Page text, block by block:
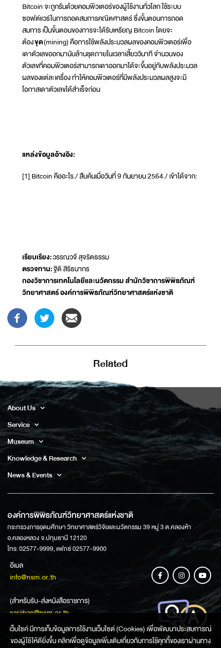
Bitcoin จะถูกรันด้วยคอมพิวเตอร์ของผู้ใช้งานทั่วโลก ใช้ระบบ
ซอฟต์แวร์ในการถอดสมการคณิตศาสตร์ ซึ่งขั้นตอนการถอด
สมการ เป็นขั้นตอนของการจะได้รับเหรียญ Bitcoin โดยจะ
ต้องขุด(mining) คือการใช้พลังประมวลผลของคอมพิวเตอร์เพื่อ
เดาตัวเลขออกมานับล้านชุดภายในเวลาเสี้ยววินาที จำนวนของ
ตัวเลขที่คอมพิวเตอร์สามารถเดาออกมาได้จะขึ้นอยู่กับพลังประมวล
ผลของแต่ละเครื่อง ทำให้คอมพิวเตอร์ที่มีพลังประมวลผลสูงจะมี
โอกาสเดาตัวเลขได้สำเร็จก่อน
แหล่งข้อมูลอ้างอิง:
[1] Bitcoin คืออะไร./ สืบค้นเมื่อวันที่ 9 กันยายน 2564./ เข้าได้จาก:
เรียบเรียง:วรรณวจี สุจริตธรรม
ตรวจทาน:ฐิติ สิริธนากร
กองวิชาการเทคโนโลยีและนวัตกรรม สำนักวิชาการพิพิธภัณฑ์
วิทยาศาสตร์ องค์การพิพิธภัณฑ์วิทยาศาสตร์แห่งชาติ
Related
About Us
Service
Museum
Knowledge & Research
News & Events
องค์การพิพิธภัณฑ์วิทยาศาสตร์แห่งชาติ
กระทรวงการอุดมศึกษา วิทยาศาสตร์วิจัยและนวัตกรรม 39 หมู่ 3 ต.คลองห้า
อ.คลองหลวง จ.ปทุมธานี 12120
โทร: 02577-9999, แฟกซ์ 02577-9900
อีเมล
info@nsm.or.th
(สำหรับรับ-ส่งหนังสือราชการ)
saraban@nsm.or.th
ช่องทางการสอบถามข้อมูล
เว็บไซค์ มีการเก็บข้อมูลการใช้งานเว็บไซต์ (Cookies) เพื่อพัฒนาประสบการณ์
ของผู้ใช้ให้ดียิ่งขึ้น คลิกเพื่อดูข้อมูลเพิ่มเติมเกี่ยวกับการใช้คุกกี้ของเราผ่านทาง